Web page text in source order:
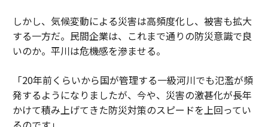
しかし、気候変動による災害は高頻度化し、被害も拡大
する一方だ。民間企業は、これまで通りの防災意識で良
いのか。平川は危機感を滲ませる。
「20年前くらいから国が管理する一級河川でも氾濫が頻
発するようになりましたが、今や、災害の激甚化が長年
かけて積み上げてきた防災対策のスピードを上回ってい